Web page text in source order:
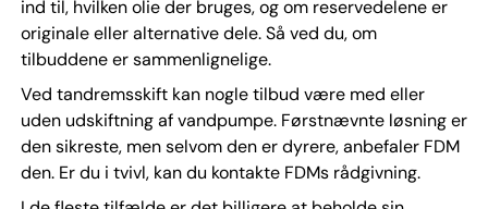
ind til, hvilken olie der bruges, og om reservedelene er
originale eller alternative dele. Så ved du, om
tilbuddene er sammenlignelige.
Ved tandremsskift kan nogle tilbud være med eller
uden udskiftning af vandpumpe. Førstnævnte løsning er
den sikreste, men selvom den er dyrere, anbefaler FDM
den. Er du i tvivl, kan du kontakte FDMs rådgivning.